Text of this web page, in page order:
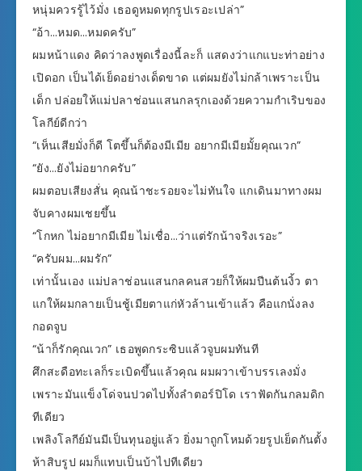
หนุ่มควรรู้ไว้มั่ง เธอดูหมดทุกรูปเรอะเปล่า”
“อ้า…หมด…หมดครับ”
ผมหน้าแดง คิดว่าลงพูดเรื่องนี้ละก็ แสดงว่าแกแบะท่าอย่าง
เปิดอก เป็นได้เย็ดอย่างเด็ดขาด แต่ผมยังไม่กล้าเพราะเป็น
เด็ก ปล่อยให้แม่ปลาช่อนแสนกลรุกเองด้วยความกำเริบของ
โลกีย์ดีกว่า
“เห็นเสียมั่งก็ดี โตขึ้นก็ต้องมีเมีย อยากมีเมียมั้ยคุณเวก”
“ยัง…ยังไม่อยากครับ”
ผมตอบเสียงสั่น คุณน้าชะรอยจะไม่ทันใจ แกเดินมาทางผม
จับคางผมเชยขึ้น
“โกหก ไม่อยากมีเมีย ไม่เชื่อ…ว่าแต่รักน้าจริงเรอะ”
“ครับผม…ผมรัก”
เท่านั้นเอง แม่ปลาช่อนแสนกลคนสวยก็ให้ผมปีนต้นงิ้ว ตา
แกให้ผมกลายเป็นชู้เมียตาแก่หัวล้านเข้าแล้ว คือแกนั่งลง
กอดจูบ
“น้าก็รักคุณเวก” เธอพูดกระซิบแล้วจูบผมทันที
ศึกสะดือทะเลก็ระเบิดขึ้นแล้วคุณ ผมผวาเข้าบรรเลงมั่ง
เพราะมันแข็งโด่จนปวดไปทั้งลำตอร์ปิโด เราฟัดกันกลมดิก
ทีเดียว
เพลิงโลกีย์มันมีเป็นทุนอยู่แล้ว ยิ่งมาถูกโหมด้วยรูปเย็ดกันตั้ง
ห้าสิบรูป ผมก็แทบเป็นบ้าไปทีเดียว